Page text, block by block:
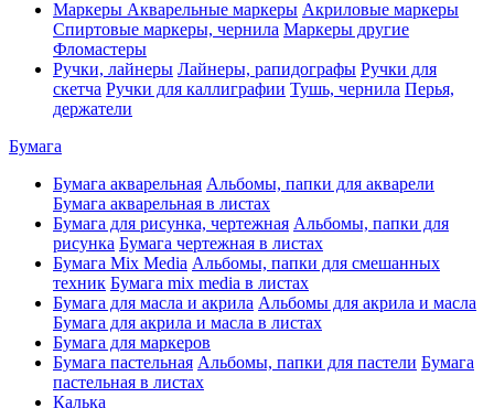
Маркеры Акварельные маркеры Акриловые маркеры
Спиртовые маркеры, чернила Маркеры другие
Фломастеры
Ручки, лайнеры Лайнеры, рапидографы Ручки для
скетча Ручки для каллиграфии Тушь, чернила Перья,
держатели
Бумага
Бумага акварельная Альбомы, папки для акварели
Бумага акварельная в листах
Бумага для рисунка, чертежная Альбомы, папки для
рисунка Бумага чертежная в листах
Бумага Mix Media Альбомы, папки для смешанных
техник Бумага mix media в листах
Бумага для масла и акрила Альбомы для акрила и масла
Бумага для акрила и масла в листах
Бумага для маркеров
Бумага пастельная Альбомы, папки для пастели Бумага
пастельная в листах
Калька